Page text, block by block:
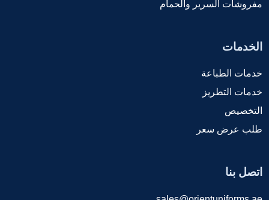
مفروشات السرير والحمام
الخدمات
خدمات الطباعة
خدمات التطريز
التخصيص
طلب عرض سعر
اتصل بنا